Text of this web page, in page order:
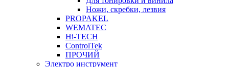
Ножи, скребки, лезвия
PROPAKEL
WEMATEC
Hi-TECH
ControlTek
ПРОЧИЙ
Электро инструмент